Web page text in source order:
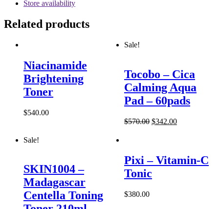
Store availability
Related products
Niacinamide
Brightening
Toner
$540.00
Sale!
Tocobo – Cica
Calming Aqua
Pad – 60pads
$570.00 $342.00
Sale!
SKIN1004 –
Madagascar
Centella Toning
Pixi – Vitamin-C
Tonic
$380.00